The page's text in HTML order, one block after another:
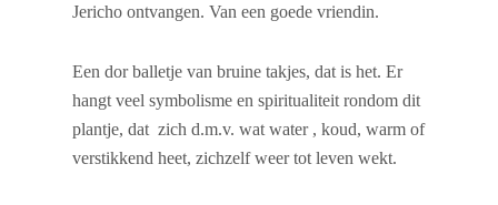
Jericho ontvangen. Van een goede vriendin.
Een dor balletje van bruine takjes, dat is het. Er
hangt veel symbolisme en spiritualiteit rondom dit
plantje, dat zich d.m.v. wat water , koud, warm of
verstikkend heet, zichzelf weer tot leven wekt.